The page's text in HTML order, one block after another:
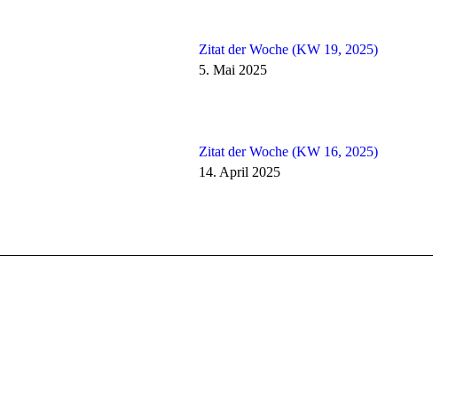
Zitat der Woche (KW 19, 2025)
5. Mai 2025
Zitat der Woche (KW 16, 2025)
14. April 2025